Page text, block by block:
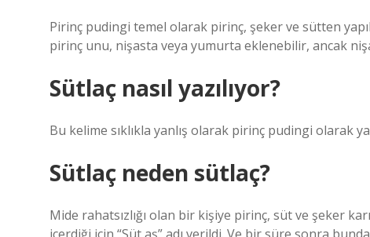
Pirinç pudingi temel olarak pirinç, şeker ve sütten
pirinç unu, nişasta veya yumurta eklenebilir, ancak
Sütlaç nasıl yazılıyor?
Bu kelime sıklıkla yanlış olarak pirinç pudingi olarak
Sütlaç neden sütlaç?
Mide rahatsızlığı olan bir kişiye pirinç, süt ve şeker